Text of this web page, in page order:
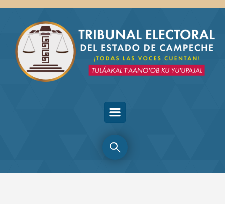
Skip to main content